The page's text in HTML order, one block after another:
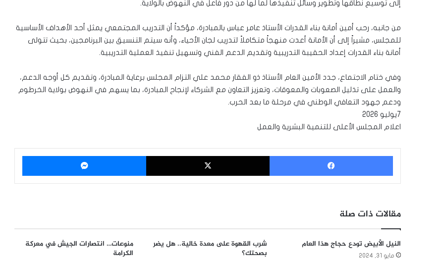
إلى توسيع نطاقها وتطوير وسائل تنفيذها لما لها من دور فاعل في النهوض بالولاية.
من جانبه، رحب أمين أمانة بناء القدرات الأستاذ عامر عباس بالمبادرة، مؤكداً أن التدريب المجتمعي يمثل أحد الأهداف الأساسية
للمجلس، مشيراً إلى أن الأمانة أعدت منهجاً متكاملاً لتدريب لجان الأحياء، وأنه سيتم التنسيق بين البرنامجين، بحيث تتولى
أمانة بناء القدرات إعداد الحقيبة التدريبية وتقديم الدعم الفني وتسهيل تنفيذ العملية التدريبية.
وفي ختام الاجتماع، جدد الأمين العام الأستاذ ذو الفقار محمد علي التزام المجلس برعاية المبادرة، وتقديم كل أوجه الدعم،
والعمل على تذليل الصعوبات والمعوقات، وتعزيز التعاون مع الشركاء لإنجاح المبادرة، بما يسهم في النهوض بولاية الخرطوم
ودعم جهود التعافي الوطني في مرحلة ما بعد الحرب.
7يوليو 2026
اعلام المجلس الأعلى للتنمية البشرية والعمل
فيسبوك ‫X
مقالات ذات صلة
النيل الأبيض تودع حجاج هذا العام
مايو 31, 2024
شرب القهوة على معدة خالية.. هل يضر
بصحتك؟
منوعات… انتصارات الجيش في معركة
الكرامة